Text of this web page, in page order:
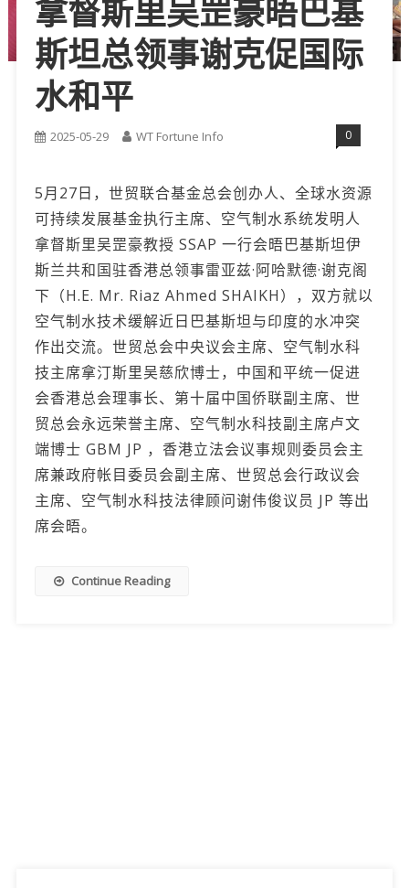
拿督斯里吴罡豪晤巴基
斯坦总领事谢克促国际
水和平
2025-05-29 WT Fortune Info 0
5月27日，世贸联合基金总会创办人、全球水资源
可持续发展基金执行主席、空气制水系统发明人
拿督斯里吴罡豪教授 SSAP 一行会晤巴基斯坦伊
斯兰共和国驻香港总领事雷亚兹·阿哈默德·谢克阁
下（H.E. Mr. Riaz Ahmed SHAIKH），双方就以
空气制水技术缓解近日巴基斯坦与印度的水冲突
作出交流。世贸总会中央议会主席、空气制水科
技主席拿汀斯里吴慈欣博士，中国和平统一促进
会香港总会理事长、第十届中国侨联副主席、世
贸总会永远荣誉主席、空气制水科技副主席卢文
端博士 GBM JP ，香港立法会议事规则委员会主
席兼政府帐目委员会副主席、世贸总会行政议会
主席、空气制水科技法律顾问谢伟俊议员 JP 等出
席会晤。
Continue Reading